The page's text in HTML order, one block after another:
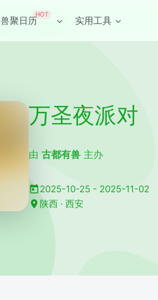
兽聚日历
HOT
实用工具
万圣夜派对
由 古都有兽 主办
2025-10-25 - 2025-11-02
陕西 · 西安